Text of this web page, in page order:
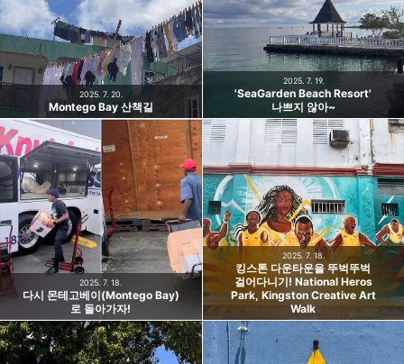
Montego Bay 산책길
2025. 7. 20.
'SeaGarden Beach Resort'
나쁘지 않아~
2025. 7. 19.
다시 몬테고베이(Montego Bay)
로 돌아가자!
2025. 7. 18.
킹스톤 다운타운을 뚜벅뚜벅
걸어다니기! National Heros
Park, Kingston Creative Art
Walk
2025. 7. 18.